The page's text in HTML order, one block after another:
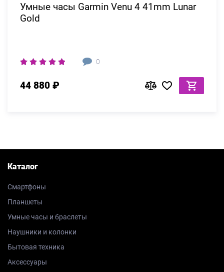
Умные часы Garmin Venu 4 41mm Lunar
Gold
0
44 880 ₽
Каталог
Смартфоны
Планшеты
Умные часы и браслеты
Наушники и колонки
Бытовая техника
Аксессуары